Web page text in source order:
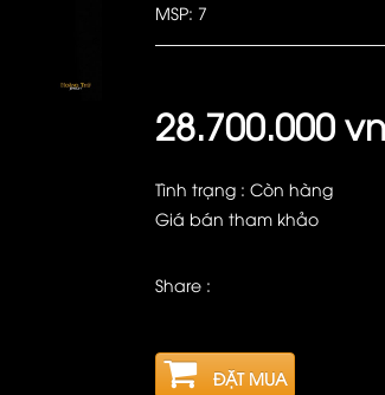
MSP: 7
28.700.000
Tình trạng : Còn hàng
Giá bán tham khảo
Share :
ĐẶT MUA